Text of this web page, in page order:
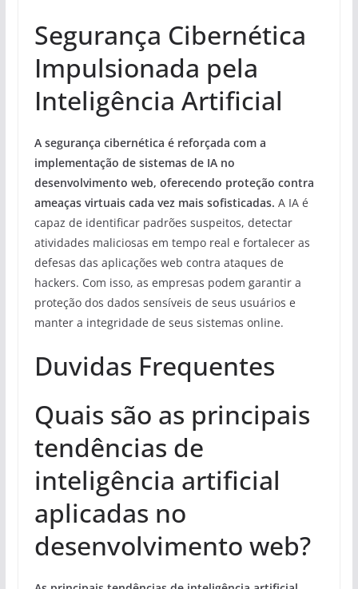
Segurança Cibernética
Impulsionada pela
Inteligência Artificial
A segurança cibernética é reforçada com a
implementação de sistemas de IA no
desenvolvimento web, oferecendo proteção contra
ameaças virtuais cada vez mais sofisticadas. A IA é
capaz de identificar padrões suspeitos, detectar
atividades maliciosas em tempo real e fortalecer as
defesas das aplicações web contra ataques de
hackers. Com isso, as empresas podem garantir a
proteção dos dados sensíveis de seus usuários e
manter a integridade de seus sistemas online.
Duvidas Frequentes
Quais são as principais
tendências de
inteligência artificial
aplicadas no
desenvolvimento web?